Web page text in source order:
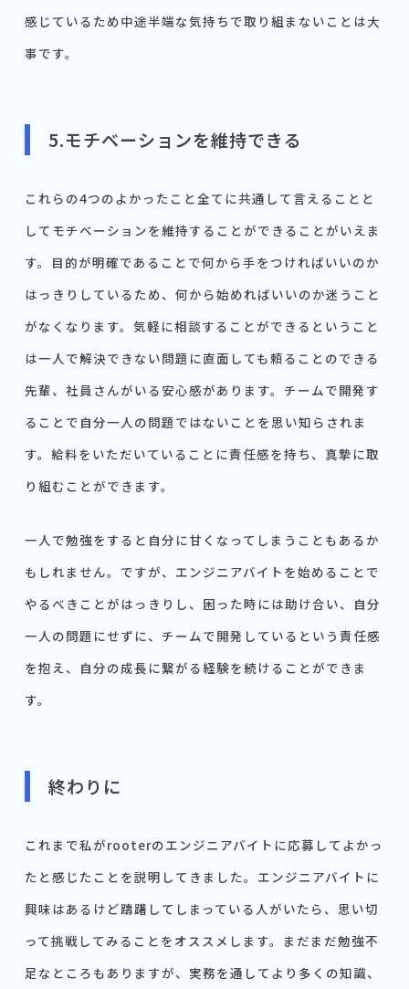
感じているため中途半端な気持ちで取り組まないことは大
事です。
5.モチベーションを維持できる
これらの4つのよかったこと全てに共通して言えることと
してモチベーションを維持することができることがいえま
す。目的が明確であることで何から手をつければいいのか
はっきりしているため、何から始めればいいのか迷うこと
がなくなります。気軽に相談することができるということ
は一人で解決できない問題に直面しても頼ることのできる
先輩、社員さんがいる安心感があります。チームで開発す
ることで自分一人の問題ではないことを思い知らされま
す。給料をいただいていることに責任感を持ち、真摯に取
り組むことができます。
一人で勉強をすると自分に甘くなってしまうこともあるか
もしれません。ですが、エンジニアバイトを始めることで
やるべきことがはっきりし、困った時には助け合い、自分
一人の問題にせずに、チームで開発しているという責任感
を抱え、自分の成長に繋がる経験を続けることができま
す。
終わりに
これまで私がrooterのエンジニアバイトに応募してよかっ
たと感じたことを説明してきました。エンジニアバイトに
興味はあるけど躊躇してしまっている人がいたら、思い切
って挑戦してみることをオススメします。まだまだ勉強不
足なところもありますが、実務を通してより多くの知識、